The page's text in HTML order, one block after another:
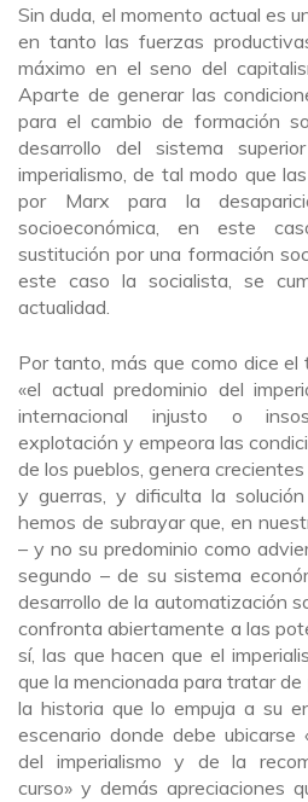
Sin duda, el momento actual es
en tanto las fuerzas
máximo en el seno del
Aparte de generar las
para el cambio de formación
desarrollo del sistema
imperialismo, de tal modo que
por Marx para la
socioeconómica, en este
sustitución por una formación
este caso la socialista, se
actualidad.
Por tanto, más que como dice
«el actual predominio del
internacional injusto o
explotación y empeora las
de los pueblos, genera
y guerras, y dificulta la
hemos de subrayar que, en
– y no su predominio como
segundo – de su sistema
desarrollo de la automatización
confronta abiertamente a las
sí, las que hacen que el
que la mencionada para tratar
la historia que lo empuja a su
escenario donde debe ubicarse
del imperialismo y de la
curso» y demás apreciaciones